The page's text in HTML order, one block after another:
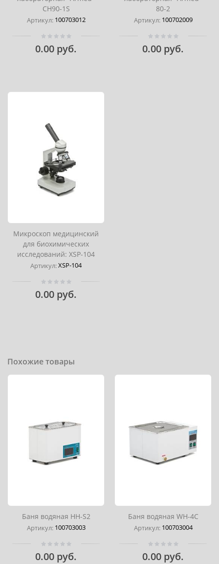
CH90-1S
Артикул: 100703012
0.00 руб.
80-2
Артикул: 100702009
0.00 руб.
Микроскоп медицинский
для биохимических
исследований: XSP-104
Артикул:XSP-104
0.00 руб.
Похожие товары
Баня водяная HH-S2
Артикул: 100703003
0.00 руб.
Баня водяная WH-4C
Артикул: 100703004
0.00 руб.